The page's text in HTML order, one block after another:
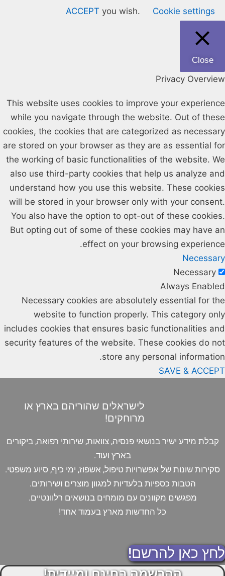
you wish.
Cookie settings
ACCEPT
Close
Privacy Overview
This website uses cookies to improve your experience
while you navigate through the website. Out of these
cookies, the cookies that are categorized as necessary
are stored on your browser as they are as essential for
the working of basic functionalities of the website. We
also use third-party cookies that help us analyze and
understand how you use this website. These cookies
will be stored in your browser only with your consent.
You also have the option to opt-out of these cookies.
But opting out of some of these cookies may have an
effect on your browsing experience.
Necessary
Necessary
Always Enabled
Necessary cookies are absolutely essential for the
website to function properly. This category only
includes cookies that ensures basic functionalities and
security features of the website. These cookies do not
store any personal information.
SAVE & ACCEPT
לישראלים שהוריהם בארץ או
מרוחקים!
קבלת מידע ישיר בנושאי פנסיה, צוואות, שירותי רפואה, ביקורים
בארץ ועוד.
סקירות שונות של אפשרויות טיפול, אשפוז, ימי כיף, סיוע משפטי.
הטבות כספיות בלעדיות למגוון מוצרים ושירותים.
מפגשים מקוונים עם מומחים בנושאים רלוונטיים.
כל החדשות מארץ בעמוד אחד!
לחץ כאן להרשם!